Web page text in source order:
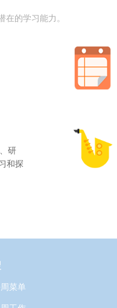
的学习能力。
研
和探
菜单